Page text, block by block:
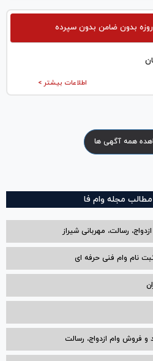
بدون ضامن بدون سپرده
اطلاعات بیشتر >
همه آگهی ها
مجله وام فا
رسالت، مهربانی شیراز
فروش وام ازدواج، رسالت